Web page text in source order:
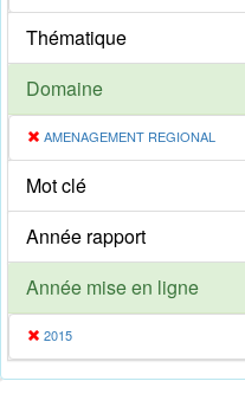
Thématique
Domaine
AMENAGEMENT REGIONAL
Mot clé
Année rapport
Année mise en ligne
2015